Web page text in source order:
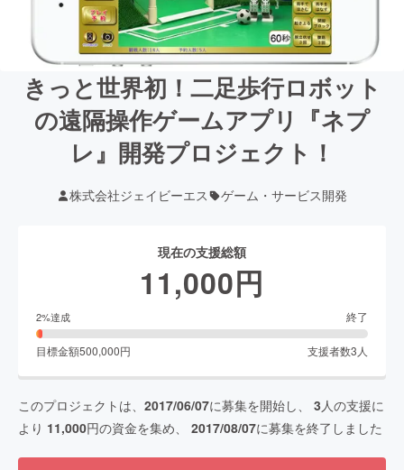
きっと世界初！二足歩行ロボット
の遠隔操作ゲームアプリ『ネプ
レ』開発プロジェクト！
株式会社ジェイビーエス ゲーム・サービス開発
現在の支援総額
11,000円
2%達成 終了
目標金額500,000円 支援者数3 人
このプロジェクトは、 2017/06/07に募集を開始し、 3人の支援に
より 11,000円の資金を集め、 2017/08/07に募集を終了しました